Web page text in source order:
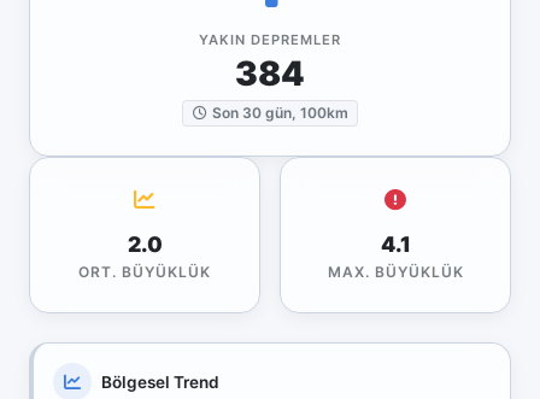
YAKIN DEPREMLER
384
Son 30 gün, 100km
2.0
ORT. BÜYÜKLÜK
4.1
MAX. BÜYÜKLÜK
Bölgesel Trend